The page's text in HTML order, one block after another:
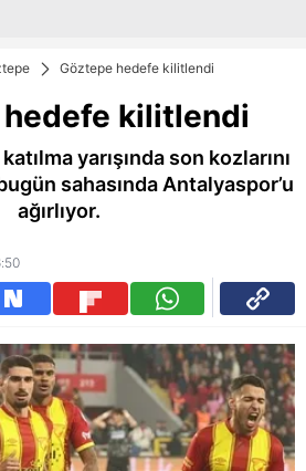
Göztepe hedefe kilitlendi
kilitlendi
yarışında son kozlarını
sahasında Antalyaspor’u
ağırlıyor.